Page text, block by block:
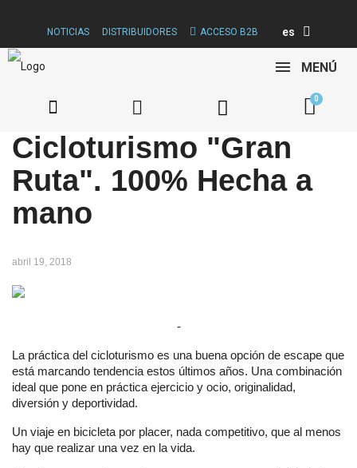
NOTICIAS DISTRIBUIDORES ACCESO B2B es
MENÚ
Cicloturismo "Gran
Ruta". 100% Hecha a
mano
abril 19, 2018
-
La práctica del cicloturismo es una buena opción de escape que
está marcando tendencia estos últimos años. Una combinación
ideal que pone en práctica ejercicio y ocio, originalidad,
diversión y deportividad.
Un viaje en bicicleta por placer, nada competitivo, que al menos
hay que realizar una vez en la vida.